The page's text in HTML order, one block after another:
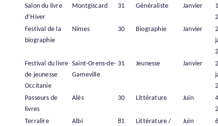
Salon du livre
d’Hiver
Montgiscard 31 Généraliste Janvier
Festival de la
biographie
Nîmes 30 Biographie Janvier
Festival du livre
de jeunesse
Occitanie
Saint-Orens-de-
Gameville
31 Jeunesse Janvier
Passeurs de
livres
Alès 30 Littérature Juin
Terralire
Albi 81
Littérature /
Juin